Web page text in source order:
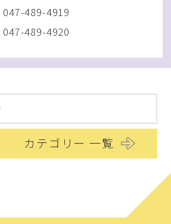
047-489-4919
047-489-4920
カテゴリー 一覧